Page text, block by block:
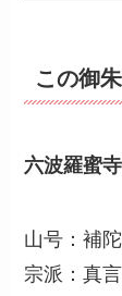
この御
六波羅蜜寺
山号：補
宗派：真